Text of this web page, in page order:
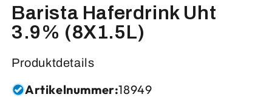
Barista Haferdrink Uht
3.9% (8X1.5L)
Produktdetails
Artikelnummer:18949